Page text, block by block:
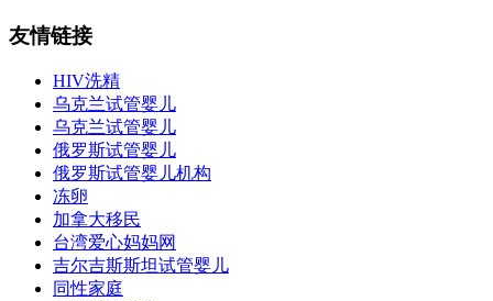
友情链接
HIV洗精
乌克兰试管婴儿
乌克兰试管婴儿
俄罗斯试管婴儿
俄罗斯试管婴儿机构
冻卵
加拿大移民
台湾爱心妈妈网
吉尔吉斯斯坦试管婴儿
同性家庭